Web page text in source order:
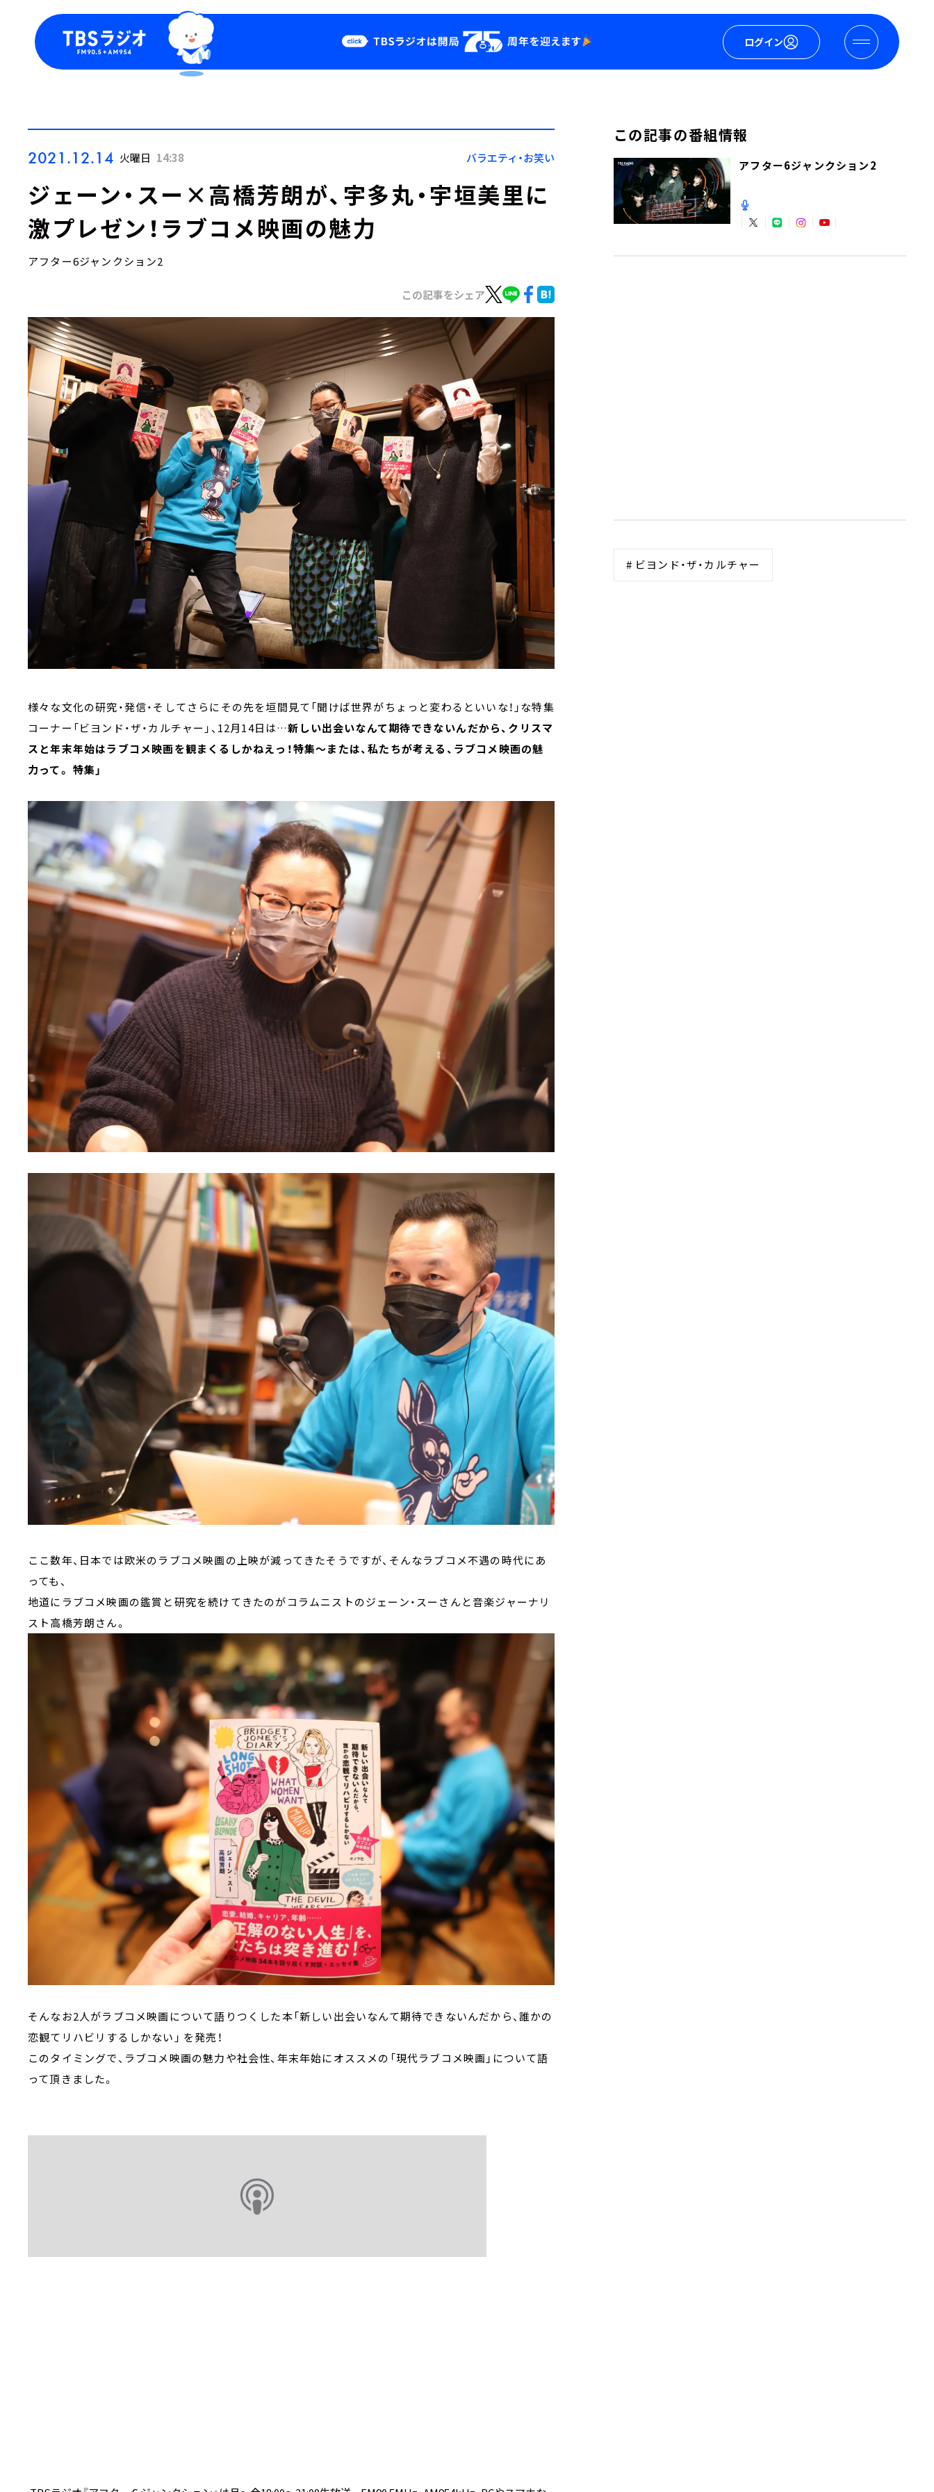
ログイン
Podcast
YouTube
会社情報
2021.12.14 火曜日 14:38 バラエティ・お笑い
ジェーン・スー×高橋芳朗が、宇多丸・宇垣美里に
激プレゼン！ラブコメ映画の魅力
アフター6ジャンクション2
この記事をシェア
様々な文化の研究・発信・そしてさらにその先を垣間見て「聞けば世界がちょっと変わるといいな！」な特集
コーナー「ビヨンド・ザ・カルチャー」、12月14日は…新しい出会いなんて期待できないんだから、クリスマ
スと年末年始はラブコメ映画を観まくるしかねえっ！特集～または、私たちが考える、ラブコメ映画の魅
力って。 特集」
ここ数年、日本では欧米のラブコメ映画の上映が減ってきたそうですが、そんなラブコメ不遇の時代にあ
っても、
地道にラブコメ映画の鑑賞と研究を続けてきたのがコラムニストのジェーン・スーさんと音楽ジャーナリ
スト高橋芳朗さん。
そんなお2人がラブコメ映画について語りつくした本「新しい出会いなんて期待できないんだから、誰かの
恋観てリハビリするしかない」 を発売！
このタイミングで、ラブコメ映画の魅力や社会性、年末年始にオススメの「現代ラブコメ映画」について語
って頂きました。
この記事の番組情報
アフター6ジャンクション2
# ビヨンド・ザ・カルチャー